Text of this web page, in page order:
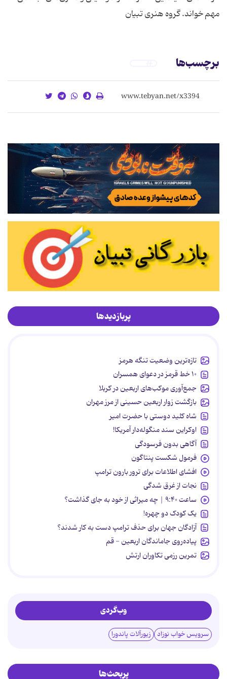
مهم خواند. گروه هنری تبیان
برچسب‌ها
پربازدیدها
تازه‌ترین وضعیت تنگه هرمز
۱۰ خط قرمز در دعوای همسران
جمع‌آوری موکب‌های اربعین در کربلا
بازگشت زوار اربعین حسینی از مرز مهران
شاه کلید دوستی با حضرت امیر
اوکراین سند منگوله‌دار آمریکا!
آگاهی بدون فرسودگی
فرمول شکست پنتاگون
افشای اطلاعات برای ترور بارون ترامپ
نجات از غرق شدگی
ساعت ۹:۴۰ | چه میراثی از خود به جای گذاشت؟
یک کودک دو چهره!
آزادگان جهان برای حذف ترامپ دست به کار شدند؟
پیاده‌روی جاماندگان اربعین - قم
تمرین رزمی تکاوران ارتش
وب‌گردی
سرویس خواب نوزاد زیورآلات پاندورا
پربحث‌ها